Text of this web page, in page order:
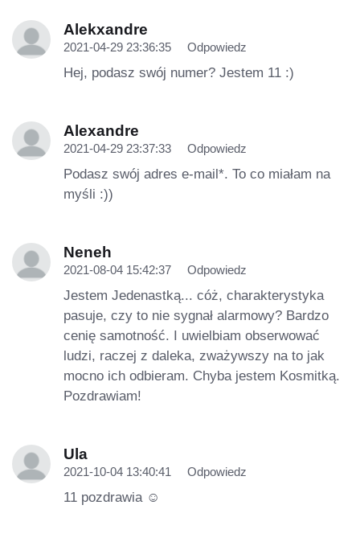
Alekxandre
2021-04-29 23:36:35 Odpowiedz
Hej, podasz swój numer? Jestem 11 :)
Alexandre
2021-04-29 23:37:33 Odpowiedz
Podasz swój adres e-mail*. To co miałam na
myśli :))
Neneh
2021-08-04 15:42:37 Odpowiedz
Jestem Jedenastką... cóż, charakterystyka
pasuje, czy to nie sygnał alarmowy? Bardzo
cenię samotność. I uwielbiam obserwować
ludzi, raczej z daleka, zważywszy na to jak
mocno ich odbieram. Chyba jestem Kosmitką.
Pozdrawiam!
Ula
2021-10-04 13:40:41 Odpowiedz
11 pozdrawia ☺️